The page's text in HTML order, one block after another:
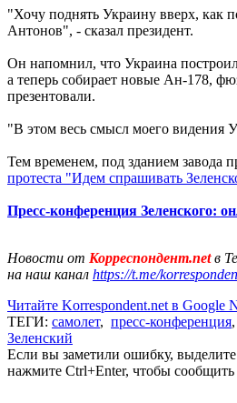
"Хочу поднять Украину вверх, как
Антонов", - сказал президент.
Он напомнил, что Украина
а теперь собирает новые Ан-178,
презентовали.
"В этом весь смысл моего видения
Тем временем, под зданием завода
протеста "Идем спрашивать
Пресс-конференция Зеленского:
Новости от Корреспондент.netв
на наш канал https://t.me/
Читайте Korrespondent.net в Google
ТЕГИ: самолет, пресс-конференция,
Зеленский
Если вы заметили ошибку,
нажмите Ctrl+Enter, чтобы сообщить